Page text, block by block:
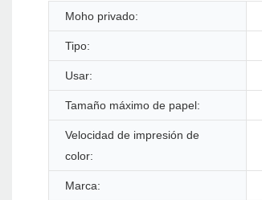
Moho privado:
Tipo:
Usar:
Tamaño máximo de papel:
Velocidad de impresión de
color:
Marca: